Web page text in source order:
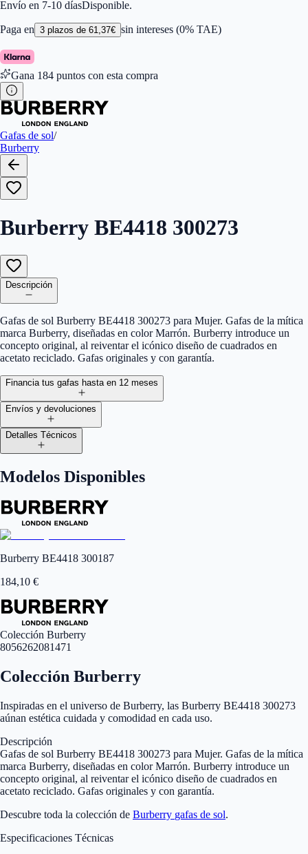
Color de Lentes:Marrón
Forma:Cuadrada
Género:Mujer
Largo de la Varilla (mm)
Marca
Tipo de Cristales: Normales
Envío en 7-10 díasDisponible.
Paga en 3 plazos de 61,37€ sin intereses (0% TAE)
Gana 184 puntos con esta compra
Gafas de sol/
Burberry
Burberry BE4418 300273
Descripción
Gafas de sol Burberry BE4418 300273 para Mujer. Gafas de la mítica
marca Burberry, diseñadas en color Marrón. Burberry introduce un
concepto original, al reiventar el icónico diseño de cuadrados en
acetato reciclado. Gafas originales y con garantía.
Financia tus gafas hasta en 12 meses
Envíos y devoluciones
Detalles Técnicos
Modelos Disponibles
Burberry BE4418 300187
184,10 €
Colección Burberry
8056262081471
Colección Burberry
Inspiradas en el universo de Burberry, las Burberry BE4418 300273
aúnan estética cuidada y comodidad en cada uso.
Descripción
Gafas de sol Burberry BE4418 300273 para Mujer. Gafas de la mítica
marca Burberry, diseñadas en color Marrón. Burberry introduce un
concepto original, al reiventar el icónico diseño de cuadrados en
acetato reciclado. Gafas originales y con garantía.
Descubre toda la colección de Burberry gafas de sol.
Especificaciones Técnicas